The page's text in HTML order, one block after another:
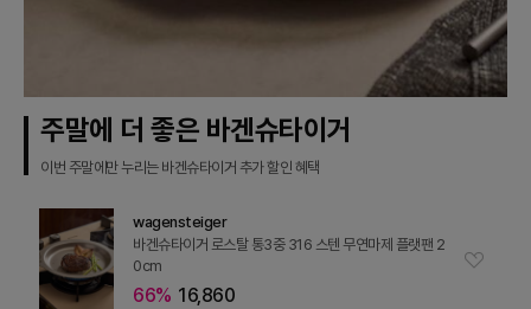
주말에 더 좋은 바겐슈타이거
이번 주말에만 누리는 바겐슈타이거 추가 할인 혜택
wagensteiger
바겐슈타이거 로스탈 통3중 316 스텐 무연마제 플랫팬 2
0cm
66% 16,860